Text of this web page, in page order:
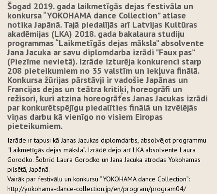
Šogad 2019. gada laikmetīgās dejas festivāla un
konkursa “YOKOHAMA dance Collection” atlase
notika Japānā. Tajā piedalījās arī Latvijas Kultūras
akadēmijas (LKA) 2018. gada bakalaura studiju
programmas “Laikmetīgās dejas māksla” absolvente
Jana Jacuka ar savu diplomdarba izrādi "Faux pas”
(Piezīme nevietā). Izrāde izturēja konkurenci starp
208 pieteikumiem no 35 valstīm un iekļuva finālā.
Konkursa žūrijas pārstāvji ir vadošie Japānas un
Francijas dejas un teātra kritiķi, horeogrāfi un
režisori, kuri atzina horeogrāfes Janas Jacukas izrādi
par konkurētspējīgu piedalīties finālā un izvēlējās
viņas darbu kā vienīgo no visiem Eiropas
pieteikumiem.
Izrāde ir tapusi kā Janas Jacukas diplomdarbs, absolvējot programmu
“Laikmetīgās dejas māksla”. Izrādē dejo arī LKA absolvente Laura
Gorodko. Šobrīd Laura Gorodko un Jana Jacuka atrodas Yokohamas
pilsētā, Japānā.
Vairāk par festivālu un konkursu “YOKOHAMA dance Collection”:
http://yokohama-dance-collection.jp/en/program/program04/